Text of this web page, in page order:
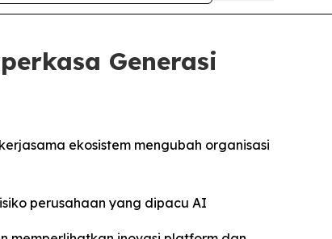
Generasi
ekosistem mengubah organisasi
perusahaan yang dipacu AI